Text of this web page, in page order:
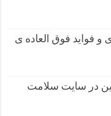
فواید فوق العاده ی
در سایت سلامت